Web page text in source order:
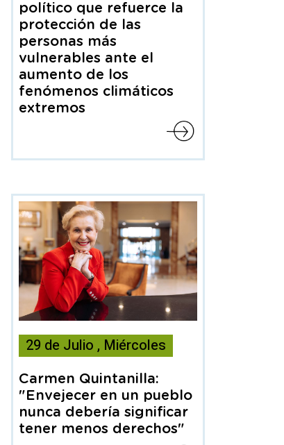
político que refuerce la
protección de las
personas más
vulnerables ante el
aumento de los
fenómenos climáticos
extremos
noticia
Articulo
29 de Julio , Miércoles
Carmen Quintanilla:
"Envejecer en un pueblo
nunca debería significar
tener menos derechos"